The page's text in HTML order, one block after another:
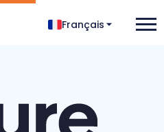
Français